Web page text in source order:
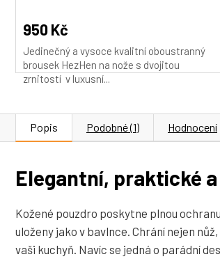
produktu
je
5,0
z
5
950 Kč
Jedinečný a vysoce kvalitní oboustranný
brousek HezHen na nože s dvojitou
zrnitostí v luxusní...
Popis Podobné (1) Hodnocení
Elegantní, praktické
Kožené pouzdro poskytne plnou
uloženy jako v bavlnce. Chrání nejen
vaši kuchyň. Navíc se jedná o parádní